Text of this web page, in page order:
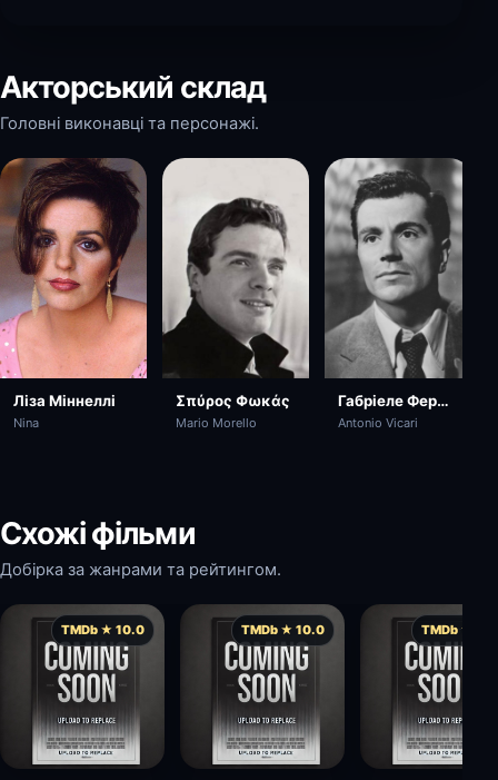
Акторський склад
Головні виконавці та персонажі.
Ліза Міннеллі
Nina
Σπύρος Φωκάς
Mario Morello
Габріеле Ферцетті
Antonio Vicari
Схожі фільми
Добірка за жанрами та рейтингом.
TMDb ★ 10.0 TMDb ★ 10.0 TMDb ★